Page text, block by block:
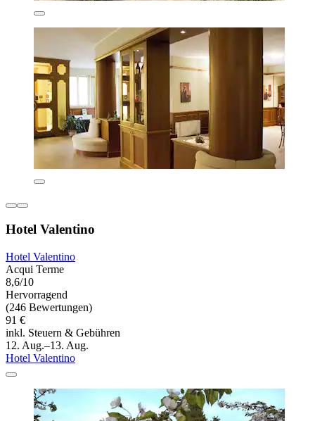
Hotel Valentino
Hotel Valentino
Acqui Terme
8,6/10
Hervorragend
(246 Bewertungen)
91 €
inkl. Steuern & Gebühren
12. Aug.–13. Aug.
Hotel Valentino